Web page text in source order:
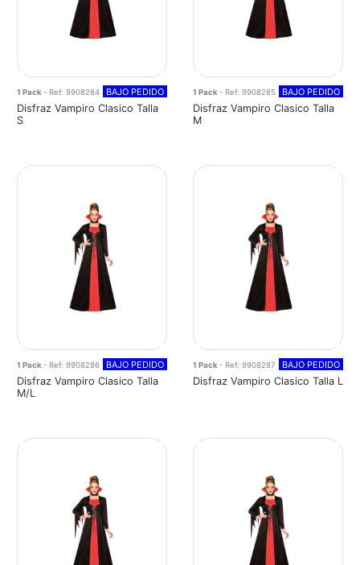
1 Pack- Ref: 9908284 BAJO PEDIDO
Disfraz Vampiro Clasico Talla
S
1 Pack- Ref: 9908285 BAJO PEDIDO
Disfraz Vampiro Clasico Talla
M
1 Pack - Ref: 9908286 BAJO PEDIDO
Disfraz Vampiro Clasico Talla
M/L
1 Pack - Ref: 9908287 BAJO PEDIDO
Disfraz Vampiro Clasico Talla L